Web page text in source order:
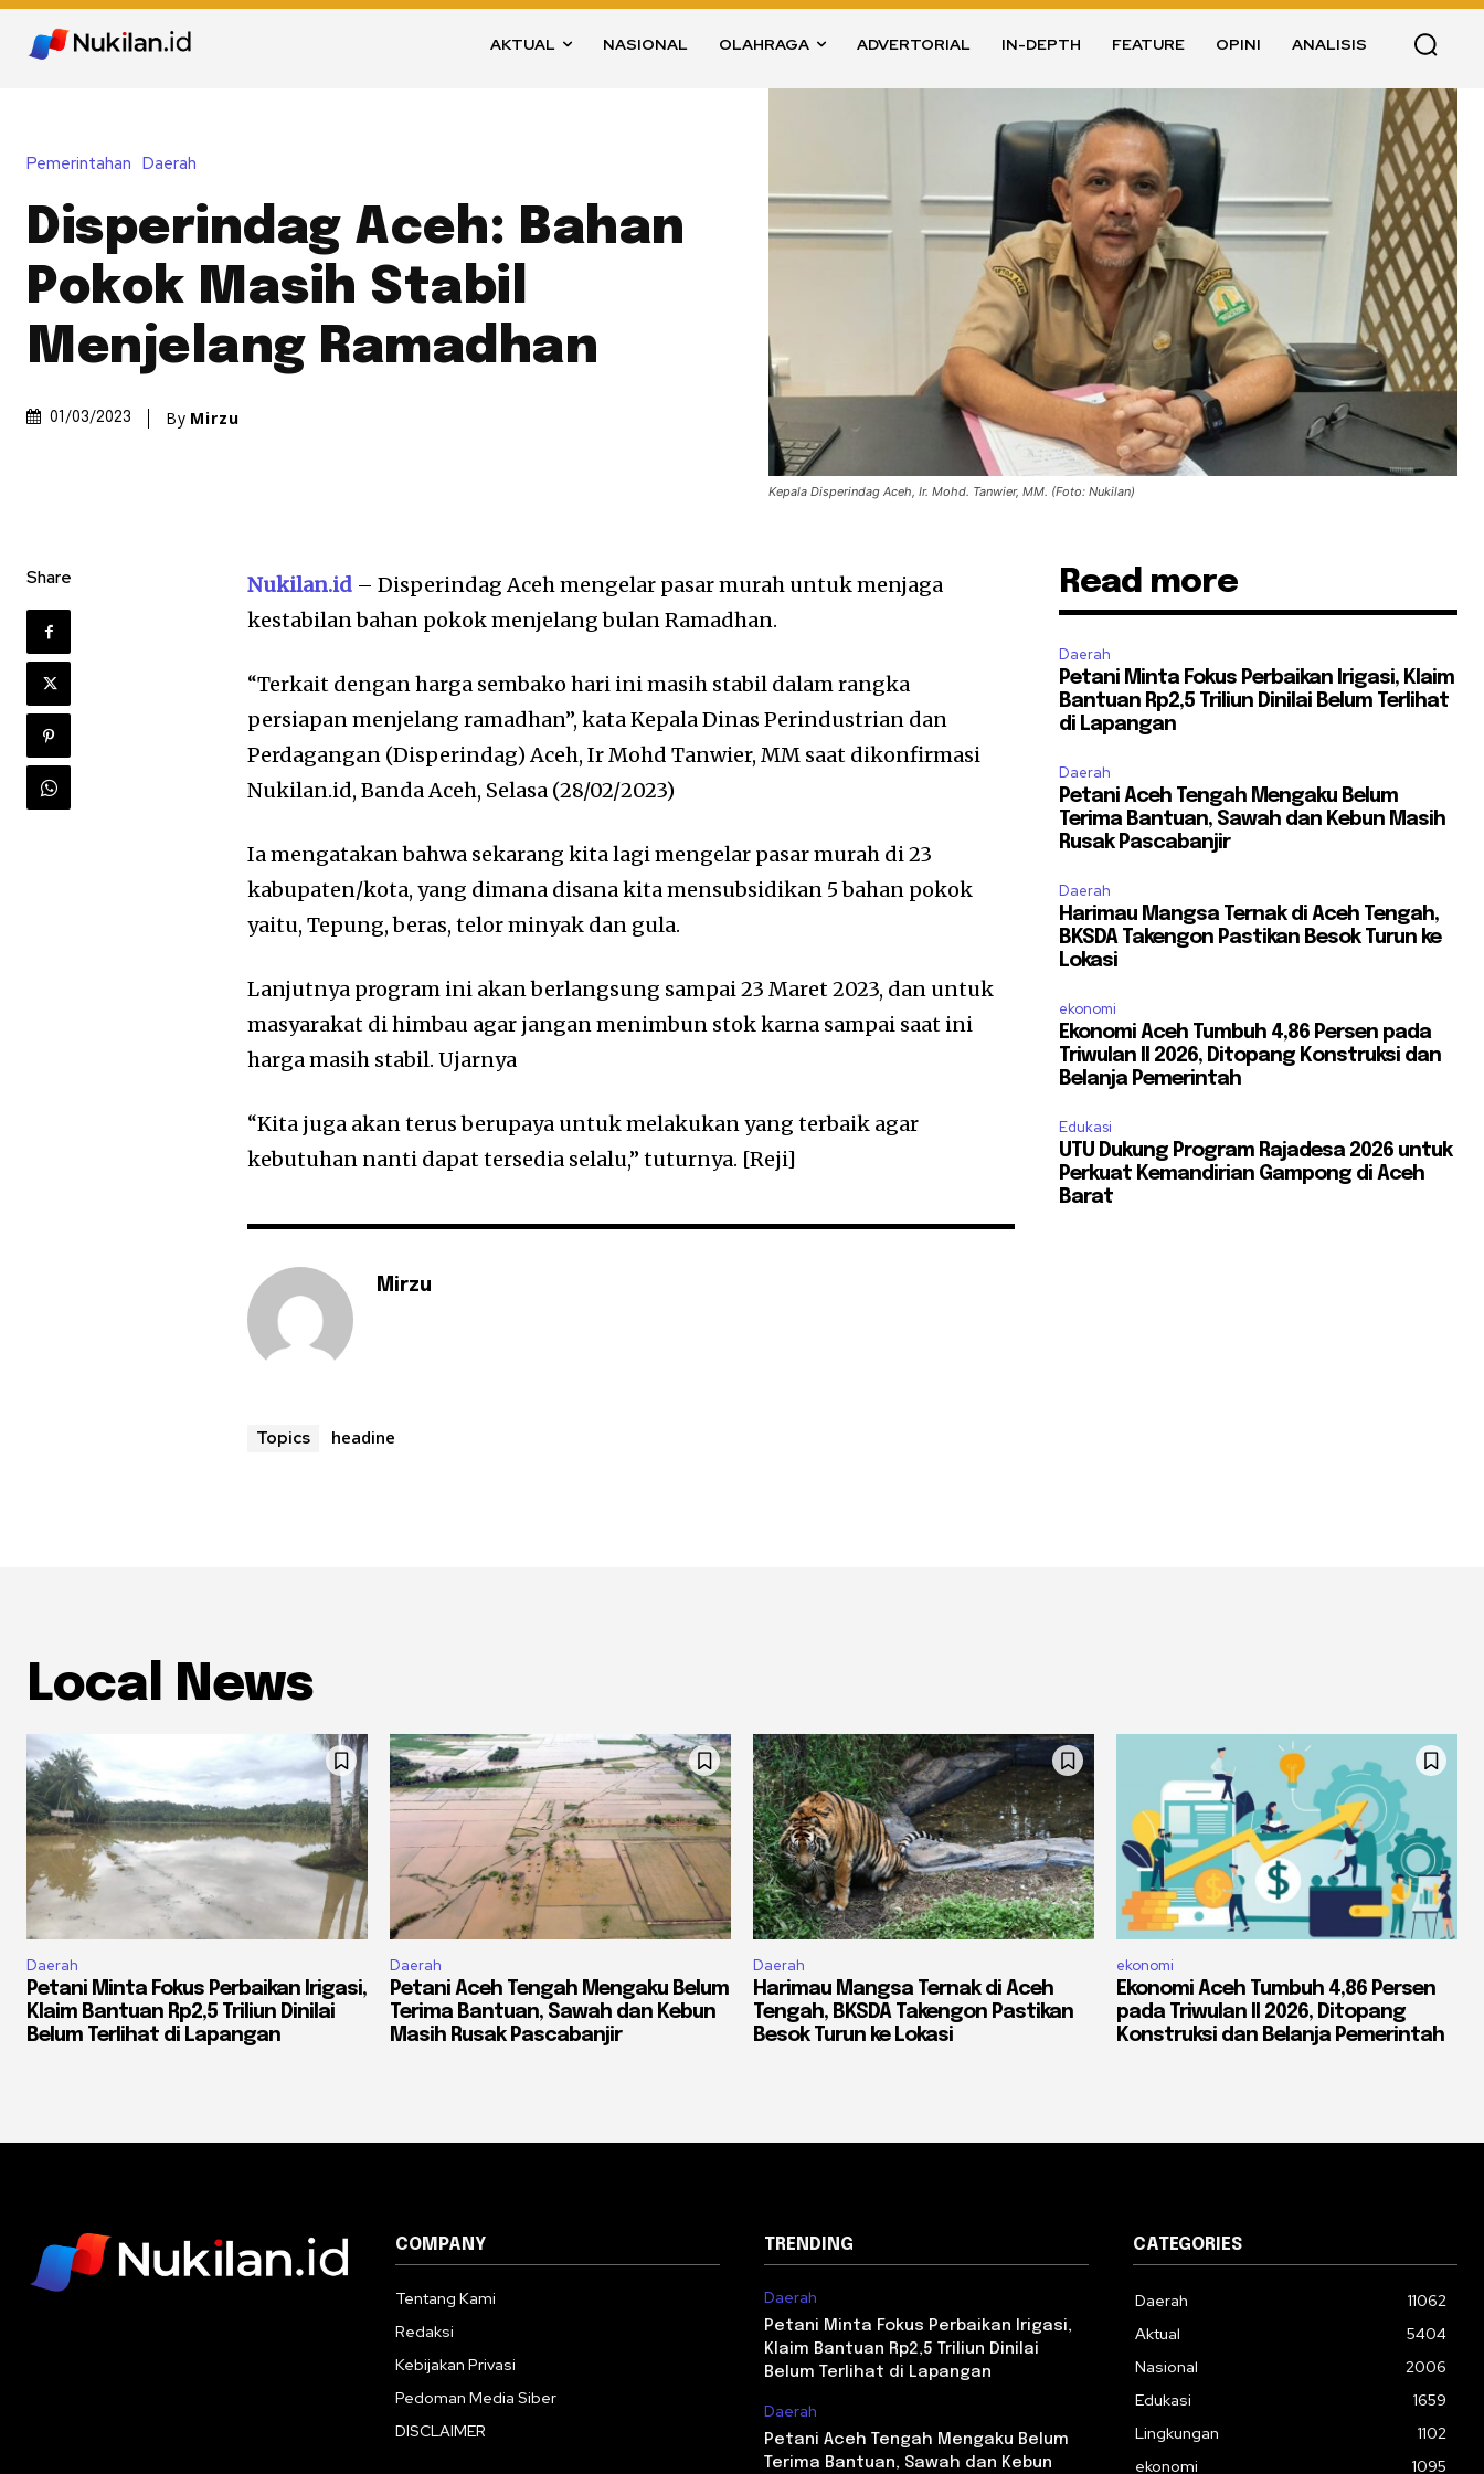
AKTUAL NASIONAL OLAHRAGA ADVERTORIAL IN-DEPTH FEATURE OPINI ANALISIS
Pemerintahan Daerah
Disperindag Aceh: Bahan
Pokok Masih Stabil
Menjelang Ramadhan
01/03/2023 By Mirzu
Kepala Disperindag Aceh, Ir. Mohd. Tanwier, MM. (Foto: Nukilan)
Share Nukilan.id – Disperindag Aceh mengelar pasar murah untuk menjaga
kestabilan bahan pokok menjelang bulan Ramadhan.
“Terkait dengan harga sembako hari ini masih stabil dalam rangka
persiapan menjelang ramadhan”, kata Kepala Dinas Perindustrian dan
Perdagangan (Disperindag) Aceh, Ir Mohd Tanwier, MM saat dikonfirmasi
Nukilan.id, Banda Aceh, Selasa (28/02/2023)
Ia mengatakan bahwa sekarang kita lagi mengelar pasar murah di 23
kabupaten/kota, yang dimana disana kita mensubsidikan 5 bahan pokok
yaitu, Tepung, beras, telor minyak dan gula.
Lanjutnya program ini akan berlangsung sampai 23 Maret 2023, dan untuk
masyarakat di himbau agar jangan menimbun stok karna sampai saat ini
harga masih stabil. Ujarnya
“Kita juga akan terus berupaya untuk melakukan yang terbaik agar
kebutuhan nanti dapat tersedia selalu,” tuturnya. [Reji]
Mirzu
Topics headine
Read more
Daerah
Petani Minta Fokus Perbaikan Irigasi, Klaim
Bantuan Rp2,5 Triliun Dinilai Belum Terlihat
di Lapangan
Daerah
Petani Aceh Tengah Mengaku Belum
Terima Bantuan, Sawah dan Kebun Masih
Rusak Pascabanjir
Daerah
Harimau Mangsa Ternak di Aceh Tengah,
BKSDA Takengon Pastikan Besok Turun ke
Lokasi
ekonomi
Ekonomi Aceh Tumbuh 4,86 Persen pada
Triwulan II 2026, Ditopang Konstruksi dan
Belanja Pemerintah
Edukasi
UTU Dukung Program Rajadesa 2026 untuk
Perkuat Kemandirian Gampong di Aceh
Barat
Local News
Daerah
Petani Minta Fokus Perbaikan Irigasi,
Klaim Bantuan Rp2,5 Triliun Dinilai
Belum Terlihat di Lapangan
Daerah
Petani Aceh Tengah Mengaku Belum
Terima Bantuan, Sawah dan Kebun
Masih Rusak Pascabanjir
Daerah
Harimau Mangsa Ternak di Aceh
Tengah, BKSDA Takengon Pastikan
Besok Turun ke Lokasi
ekonomi
Ekonomi Aceh Tumbuh 4,86 Persen
pada Triwulan II 2026, Ditopang
Konstruksi dan Belanja Pemerintah
COMPANY
Tentang Kami
Redaksi
Kebijakan Privasi
Pedoman Media Siber
DISCLAIMER
TRENDING
Daerah
Petani Minta Fokus Perbaikan Irigasi,
Klaim Bantuan Rp2,5 Triliun Dinilai
Belum Terlihat di Lapangan
Daerah
Petani Aceh Tengah Mengaku Belum
Terima Bantuan, Sawah dan Kebun
CATEGORIES
Daerah
11062
Aktual
5404
Nasional
2006
Edukasi
1659
Lingkungan
1102
ekonomi
1095